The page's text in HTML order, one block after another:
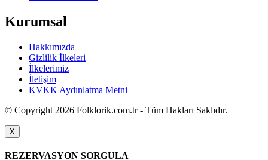
Kurumsal
Hakkımızda
Gizlilik İlkeleri
İlkelerimiz
İletişim
KVKK Aydınlatma Metni
© Copyright 2026 Folklorik.com.tr - Tüm Hakları Saklıdır.
X
REZERVASYON SORGULA